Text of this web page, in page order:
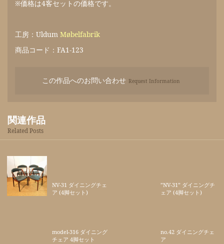
※価格は4客セットの価格です。
工房：Uldum Møbelfabrik
商品コード：FA1-123
この作品へのお問い合わせ Request Information
関連作品
Related Posts
NV-31 ダイニングチェ
ア (4脚セット)
”NV-31” ダイニングチ
ェア (4脚セット)
model-316 ダイニング
チェア 4脚セット
no.42 ダイニングチェ
ア